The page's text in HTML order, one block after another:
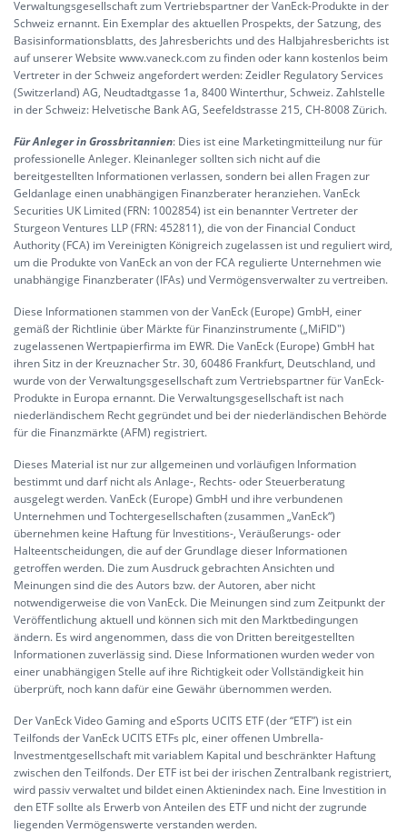
Verwaltungsgesellschaft zum Vertriebspartner der VanEck-Produkte in der
Schweiz ernannt. Ein Exemplar des aktuellen Prospekts, der Satzung, des
Basisinformationsblatts, des Jahresberichts und des Halbjahresberichts ist
auf unserer Website www.vaneck.com zu finden oder kann kostenlos beim
Vertreter in der Schweiz angefordert werden: Zeidler Regulatory Services
(Switzerland) AG, Neudtadtgasse 1a, 8400 Winterthur, Schweiz. Zahlstelle
in der Schweiz: Helvetische Bank AG, Seefeldstrasse 215, CH-8008 Zürich.
Für Anleger in Grossbritannien: Dies ist eine Marketingmitteilung nur für
professionelle Anleger. Kleinanleger sollten sich nicht auf die
bereitgestellten Informationen verlassen, sondern bei allen Fragen zur
Geldanlage einen unabhängigen Finanzberater heranziehen. VanEck
Securities UK Limited (FRN: 1002854) ist ein benannter Vertreter der
Sturgeon Ventures LLP (FRN: 452811), die von der Financial Conduct
Authority (FCA) im Vereinigten Königreich zugelassen ist und reguliert wird,
um die Produkte von VanEck an von der FCA regulierte Unternehmen wie
unabhängige Finanzberater (IFAs) und Vermögensverwalter zu vertreiben.
Diese Informationen stammen von der VanEck (Europe) GmbH, einer
gemäß der Richtlinie über Märkte für Finanzinstrumente („MiFID")
zugelassenen Wertpapierfirma im EWR. Die VanEck (Europe) GmbH hat
ihren Sitz in der Kreuznacher Str. 30, 60486 Frankfurt, Deutschland, und
wurde von der Verwaltungsgesellschaft zum Vertriebspartner für VanEck-
Produkte in Europa ernannt. Die Verwaltungsgesellschaft ist nach
niederländischem Recht gegründet und bei der niederländischen Behörde
für die Finanzmärkte (AFM) registriert.
Dieses Material ist nur zur allgemeinen und vorläufigen Information
bestimmt und darf nicht als Anlage-, Rechts- oder Steuerberatung
ausgelegt werden. VanEck (Europe) GmbH und ihre verbundenen
Unternehmen und Tochtergesellschaften (zusammen „VanEck“)
übernehmen keine Haftung für Investitions-, Veräußerungs- oder
Halteentscheidungen, die auf der Grundlage dieser Informationen
getroffen werden. Die zum Ausdruck gebrachten Ansichten und
Meinungen sind die des Autors bzw. der Autoren, aber nicht
notwendigerweise die von VanEck. Die Meinungen sind zum Zeitpunkt der
Veröffentlichung aktuell und können sich mit den Marktbedingungen
ändern. Es wird angenommen, dass die von Dritten bereitgestellten
Informationen zuverlässig sind. Diese Informationen wurden weder von
einer unabhängigen Stelle auf ihre Richtigkeit oder Vollständigkeit hin
überprüft, noch kann dafür eine Gewähr übernommen werden.
Der VanEck Video Gaming and eSports UCITS ETF (der “ETF”) ist ein
Teilfonds der VanEck UCITS ETFs plc, einer offenen Umbrella-
Investmentgesellschaft mit variablem Kapital und beschränkter Haftung
zwischen den Teilfonds. Der ETF ist bei der irischen Zentralbank registriert,
wird passiv verwaltet und bildet einen Aktienindex nach. Eine Investition in
den ETF sollte als Erwerb von Anteilen des ETF und nicht der zugrunde
liegenden Vermögenswerte verstanden werden.